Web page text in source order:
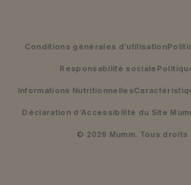
Conditions générales d’utilisation
Responsabilité sociale
Informations Nutritionnelles
Déclaration d’Accessibilité du Site
© 2026 Mumm. Tous